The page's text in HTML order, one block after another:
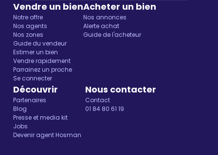
Vendre un bien
Notre offre
Nos agents
Nos zones
Guide du vendeur
Estimer un bien
Vendre rapidement
Parrainez un proche
Se connecter
Acheter un bien
Nos annonces
Alerte achat
Guide de l'acheteur
Découvrir
Partenaires
Blog
Presse et media kit
Jobs
Devenir agent Hosman
Nous contacter
Contact
01 84 80 61 19